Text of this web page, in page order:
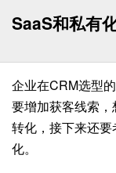
SaaS和私有
企业在CRM选型
要增加获客线索
转化，接下来还
化。